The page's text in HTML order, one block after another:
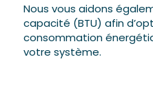
Nous vous aidons
capacité (BTU) afin
consommation
votre système.